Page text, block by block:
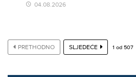
04.08.2026
PRETHODNO SLJEDEĆE 1 od 507